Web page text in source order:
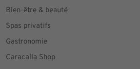
Bien-être & beauté
Spas privatifs
Gastronomie
Caracalla Shop